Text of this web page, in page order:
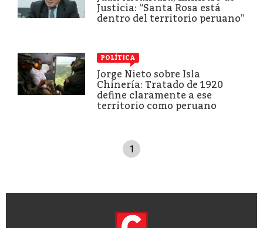
Justicia: “Santa Rosa está
dentro del territorio peruano”
POLÍTICA
Jorge Nieto sobre Isla
Chinería: Tratado de 1920
define claramente a ese
territorio como peruano
1